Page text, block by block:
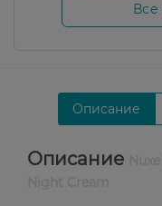
Описание
Описание